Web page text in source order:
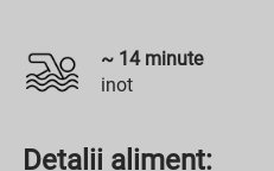
~ 14minute
inot
Detalii aliment: